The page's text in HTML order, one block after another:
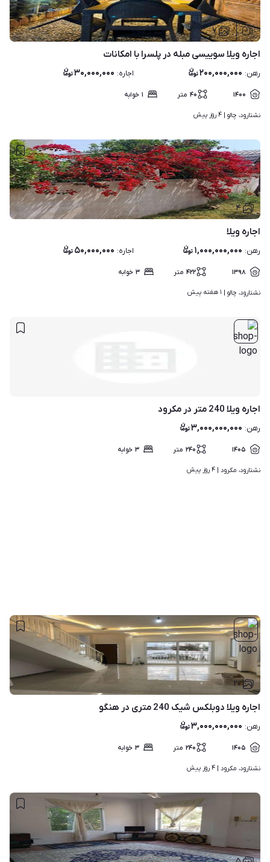
۷
اجاره ویلا سوییسی مبله در پلسرا با امکانات
رهن: ۲۰۰,۰۰۰,۰۰۰ اجاره: ۳۰,۰۰۰,۰۰۰
۱۴۰۰ ۴۰ متر ۱ خوابه
نشتارود، چالو | ۴ روز پیش
۴
اجاره ویلا
رهن: ۱,۰۰۰,۰۰۰,۰۰۰ اجاره: ۵۰,۰۰۰,۰۰۰
۱۳۹۸ ۴۲۲ متر ۳ خوابه
نشتارود، چالو | ۱ هفته پیش
اجاره ویلا 240 متر در مکرود
رهن: ۳,۰۰۰,۰۰۰,۰۰۰
۱۴۰۵ ۲۴۰ متر ۳ خوابه
نشتارود، مکرود | ۴ روز پیش
۲۰
اجاره ویلا دوبلکس شیک 240 متری در هنگو
رهن: ۳,۰۰۰,۰۰۰,۰۰۰
۱۴۰۵ ۲۴۰ متر ۳ خوابه
نشتارود، مکرود | ۴ روز پیش